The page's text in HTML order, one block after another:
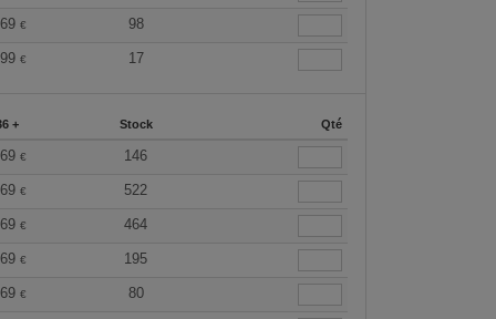
€ 98
€ 17
+ Stock Qté
€ 146
€ 522
€ 464
€ 195
€ 80